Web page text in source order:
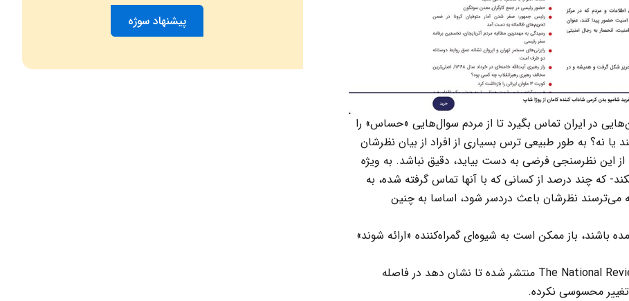
در ایران تماس بگیرد تا از مردم سوال‌هایی «حساس» را
نه؟ به طور طبیعی ترس بسیاری از افراد از بیان نظرشان
نظرسنجی فرضی به دست بیاید، دقیق نباشد. به ویژه
که چند درصد از کسانی که با آنها تماس گرفته شده، به
می‌ترسند نظرشان باعث دردسر شود، اساسا به چنین
باشند، باز ممکن است به شیوه‌ای گمراه‌کننده «ارائه شوند»
مثلا این نمودار را در نظر بگیرید که در سایت The National Review منتشر شده تا نشان دهد در فاصله
پیشنهاد سوژه